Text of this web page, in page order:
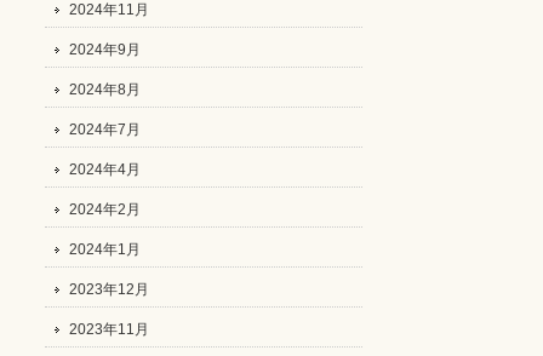
2024年11月
2024年9月
2024年8月
2024年7月
2024年4月
2024年2月
2024年1月
2023年12月
2023年11月